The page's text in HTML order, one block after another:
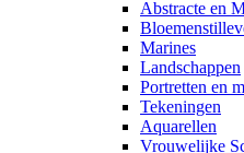
Abstracte en
Marines
Landschappen
Portretten en
Tekeningen
Aquarellen
Vrouwelijke